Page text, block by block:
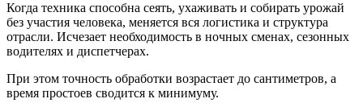
Когда техника способна сеять, ухаживать и собирать урожай
без участия человека, меняется вся логистика и структура
отрасли. Исчезает необходимость в ночных сменах, сезонных
водителях и диспетчерах.
При этом точность обработки возрастает до сантиметров, а
время простоев сводится к минимуму.